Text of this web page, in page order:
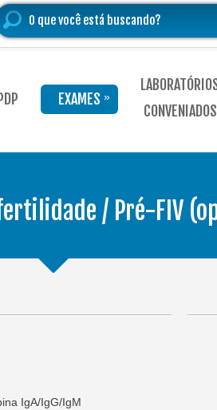
EXAMES »
CONVENIADOS
/ Pré-FIV
IgA/IgG/IgM